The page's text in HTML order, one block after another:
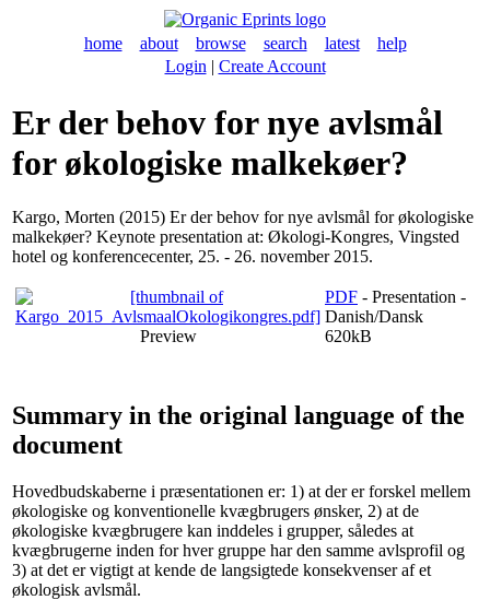
home about browse search latest
help
Login | Create Account
Er der behov for nye avlsmål
for økologiske malkekøer?
Kargo, Morten (2015) Er der behov for nye avlsmål for økologiske
malkekøer? Keynote presentation at: Økologi-Kongres, Vingsted
hotel og konferencecenter, 25. - 26. november 2015.
Preview
PDF - Presentation -
Danish/Dansk
620kB
Summary in the original language of the
document
Hovedbudskaberne i præsentationen er: 1) at der er forskel mellem
økologiske og konventionelle kvægbrugers ønsker, 2) at de
økologiske kvægbrugere kan inddeles i grupper, således at
kvægbrugerne inden for hver gruppe har den samme avlsprofil og
3) at det er vigtigt at kende de langsigtede konsekvenser af et
økologisk avlsmål.